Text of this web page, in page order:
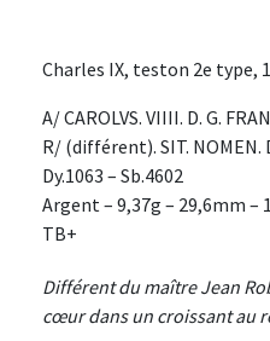
Charles IX, teston 2e type,
A/ CAROLVS. VIIII. D. G.
R/ (différent). SIT. NOMEN.
Dy.1063 – Sb.4602
Argent – 9,37g – 29,6mm –
TB+
Différent du maître Jean
cœur dans un croissant au